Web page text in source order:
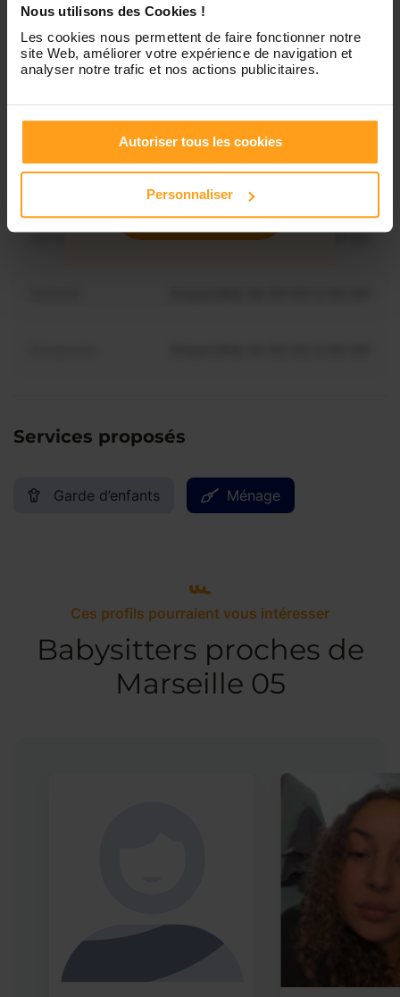
Nous utilisons des Cookies !
Les cookies nous permettent de faire fonctionner notre
site Web, améliorer votre expérience de navigation et
analyser notre trafic et nos actions publicitaires.
Autoriser tous les cookies
Personnaliser
Lundi
Mardi Disponible de 00:00 à 00:00
Mercredi Disponible de 00:00 à 00:30
Vendredi Disponible de 00:00 à 00:00
Vous souhaitez connaître les
Contactez-nous
Services proposés
Garde d’enfants Ménage
Ces profils pourraient vous intéresser
Babysitters proches de
Marseille 05